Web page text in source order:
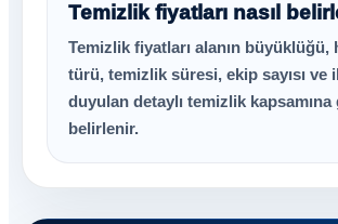
Temizlik fiyatları nasıl
Temizlik fiyatları alanın büyüklüğü,
türü, temizlik süresi, ekip sayısı ve
duyulan detaylı temizlik kapsamına
belirlenir.